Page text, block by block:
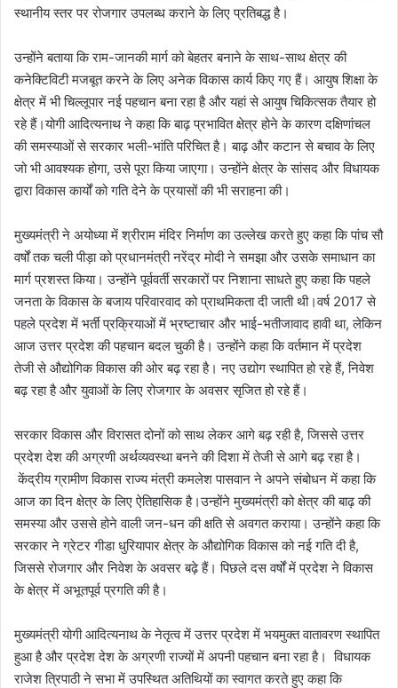
स्थानीय स्तर पर रोजगार उपलब्ध कराने के लिए प्रतिबद्ध है।
उन्होंने बताया कि राम-जानकी मार्ग को बेहतर बनाने के साथ-साथ क्षेत्र की
कनेक्टिविटी मजबूत करने के लिए अनेक विकास कार्य किए गए हैं। आयुष शिक्षा के
क्षेत्र में भी चिल्लूपार नई पहचान बना रहा है और यहां से आयुष चिकित्सक तैयार हो
रहे हैं।योगी आदित्यनाथ ने कहा कि बाढ़ प्रभावित क्षेत्र होने के कारण दक्षिणांचल
की समस्याओं से सरकार भली-भांति परिचित है। बाढ़ और कटान से बचाव के लिए
जो भी आवश्यक होगा, उसे पूरा किया जाएगा। उन्होंने क्षेत्र के सांसद और विधायक
द्वारा विकास कार्यों को गति देने के प्रयासों की भी सराहना की।
मुख्यमंत्री ने अयोध्या में श्रीराम मंदिर निर्माण का उल्लेख करते हुए कहा कि पांच सौ
वर्षों तक चली पीड़ा को प्रधानमंत्री नरेंद्र मोदी ने समझा और उसके समाधान का
मार्ग प्रशस्त किया। उन्होंने पूर्ववर्ती सरकारों पर निशाना साधते हुए कहा कि पहले
जनता के विकास के बजाय परिवारवाद को प्राथमिकता दी जाती थी।वर्ष 2017 से
पहले प्रदेश में भर्ती प्रक्रियाओं में भ्रष्टाचार और भाई-भतीजावाद हावी था, लेकिन
आज उत्तर प्रदेश की पहचान बदल चुकी है। उन्होंने कहा कि वर्तमान में प्रदेश
तेजी से औद्योगिक विकास की ओर बढ़ रहा है। नए उद्योग स्थापित हो रहे हैं, निवेश
बढ़ रहा है और युवाओं के लिए रोजगार के अवसर सृजित हो रहे हैं।
सरकार विकास और विरासत दोनों को साथ लेकर आगे बढ़ रही है, जिससे उत्तर
प्रदेश देश की अग्रणी अर्थव्यवस्था बनने की दिशा में तेजी से आगे बढ़ रहा है।
केंद्रीय ग्रामीण विकास राज्य मंत्री कमलेश पासवान ने अपने संबोधन में कहा कि
आज का दिन क्षेत्र के लिए ऐतिहासिक है।उन्होंने मुख्यमंत्री को क्षेत्र की बाढ़ की
समस्या और उससे होने वाली जन-धन की क्षति से अवगत कराया। उन्होंने कहा कि
सरकार ने ग्रेटर गीडा धुरियापार क्षेत्र के औद्योगिक विकास को नई गति दी है,
जिससे रोजगार और निवेश के अवसर बढ़े हैं। पिछले दस वर्षों में प्रदेश ने विकास
के क्षेत्र में अभूतपूर्व प्रगति की है।
मुख्यमंत्री योगी आदित्यनाथ के नेतृत्व में उत्तर प्रदेश में भयमुक्त वातावरण स्थापित
हुआ है और प्रदेश देश के अग्रणी राज्यों में अपनी पहचान बना रहा है। विधायक
राजेश त्रिपाठी ने सभा में उपस्थित अतिथियों का स्वागत करते हुए कहा कि